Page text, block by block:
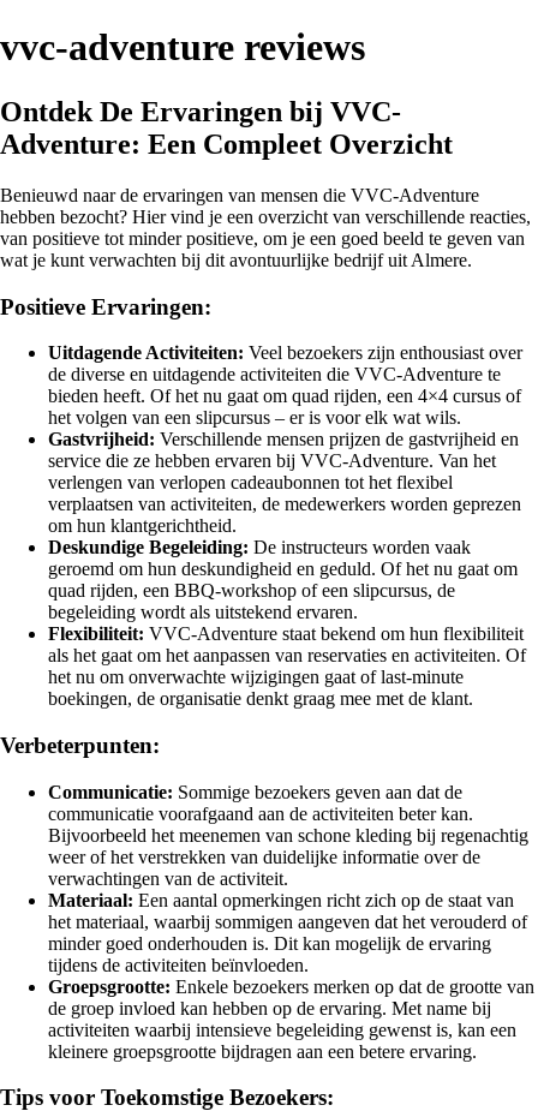
vvc-adventure reviews
Ontdek De Ervaringen bij VVC-
Adventure: Een Compleet Overzicht
Benieuwd naar de ervaringen van mensen die VVC-Adventure
hebben bezocht? Hier vind je een overzicht van verschillende reacties,
van positieve tot minder positieve, om je een goed beeld te geven van
wat je kunt verwachten bij dit avontuurlijke bedrijf uit Almere.
Positieve Ervaringen:
Uitdagende Activiteiten: Veel bezoekers zijn enthousiast over
de diverse en uitdagende activiteiten die VVC-Adventure te
bieden heeft. Of het nu gaat om quad rijden, een 4×4 cursus of
het volgen van een slipcursus – er is voor elk wat wils.
Gastvrijheid: Verschillende mensen prijzen de gastvrijheid en
service die ze hebben ervaren bij VVC-Adventure. Van het
verlengen van verlopen cadeaubonnen tot het flexibel
verplaatsen van activiteiten, de medewerkers worden geprezen
om hun klantgerichtheid.
Deskundige Begeleiding: De instructeurs worden vaak
geroemd om hun deskundigheid en geduld. Of het nu gaat om
quad rijden, een BBQ-workshop of een slipcursus, de
begeleiding wordt als uitstekend ervaren.
Flexibiliteit: VVC-Adventure staat bekend om hun flexibiliteit
als het gaat om het aanpassen van reservaties en activiteiten. Of
het nu om onverwachte wijzigingen gaat of last-minute
boekingen, de organisatie denkt graag mee met de klant.
Verbeterpunten:
Communicatie: Sommige bezoekers geven aan dat de
communicatie voorafgaand aan de activiteiten beter kan.
Bijvoorbeeld het meenemen van schone kleding bij regenachtig
weer of het verstrekken van duidelijke informatie over de
verwachtingen van de activiteit.
Materiaal: Een aantal opmerkingen richt zich op de staat van
het materiaal, waarbij sommigen aangeven dat het verouderd of
minder goed onderhouden is. Dit kan mogelijk de ervaring
tijdens de activiteiten beïnvloeden.
Groepsgrootte: Enkele bezoekers merken op dat de grootte van
de groep invloed kan hebben op de ervaring. Met name bij
activiteiten waarbij intensieve begeleiding gewenst is, kan een
kleinere groepsgrootte bijdragen aan een betere ervaring.
Tips voor Toekomstige Bezoekers: